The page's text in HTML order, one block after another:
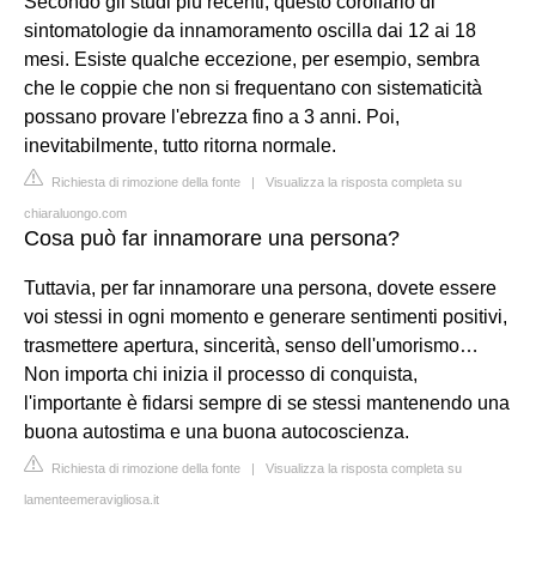
sintomatologie da innamoramento oscilla dai 12 ai 18
mesi. Esiste qualche eccezione, per esempio, sembra
che le coppie che non si frequentano con sistematicità
possano provare l'ebrezza fino a 3 anni. Poi,
inevitabilmente, tutto ritorna normale.
Richiesta di rimozione della fonte | Visualizza la risposta completa su
chiaraluongo.com
Cosa può far innamorare una persona?
Tuttavia, per far innamorare una persona, dovete essere
voi stessi in ogni momento e generare sentimenti positivi,
trasmettere apertura, sincerità, senso dell'umorismo…
Non importa chi inizia il processo di conquista,
l'importante è fidarsi sempre di se stessi mantenendo una
buona autostima e una buona autocoscienza.
Richiesta di rimozione della fonte | Visualizza la risposta completa su
lamenteemeravigliosa.it